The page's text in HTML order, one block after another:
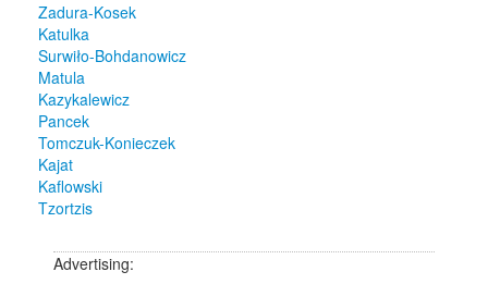
Zadura-Kosek
Katulka
Surwiło-Bohdanowicz
Matula
Kazykalewicz
Pancek
Tomczuk-Konieczek
Kajat
Kaflowski
Tzortzis
Advertising: